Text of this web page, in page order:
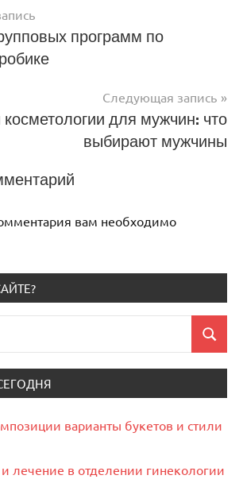
программ по
Следующая запись
косметологии для мужчин: что
выбирают мужчины
вам необходимо
Поиск
варианты букетов и стили
и лечение в отделении гинекологии